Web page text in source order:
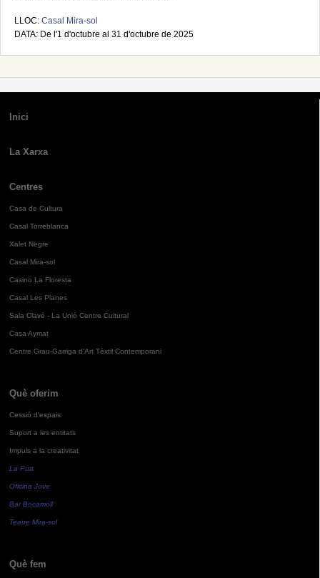
LLOC: Casal Mira-sol
DATA: De l'1 d'octubre al 31 d'octubre de 2025
Inici
La Xarxa
Centres
Casa de Cultura
Casal Torreblanca
Xalet Negre
Casal Mira-sol
Casino La Floresta
Casal Les Planes
Sala Clavé - La Unió Centre Cultural
Casa Aymat
Centre Grau-Garriga d'Art Tèxtil Contemporani
Què oferim
Cessió d'espais
Suport a les entitats
Impuls a la creativitat
La Pua
Oficina Jove
Bar Bocamoll
Teatre Mira-sol
Què fem